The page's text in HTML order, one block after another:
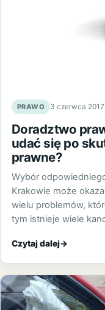
PRAWO 3 czerwca 2017
Doradztwo
udać się po
prawne?
Wybór
Krakowie może
wielu problemów,
tym istnieje wiele
Czytaj dalej→